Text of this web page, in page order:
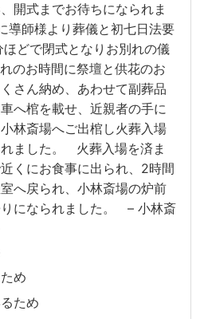
開式までお待ちになられま
導師様より葬儀と初七日法要
どで閉式となりお別れの儀
のお時間に祭壇と供花のお
さん納め、あわせて副葬品
へ棺を載せ、近親者の手に
林斎場へご出棺し火葬入場
ました。 火葬入場を済ま
くにお食事に出られ、2時間
へ戻られ、小林斎場の炉前
になられました。 – 小林斎
め
ため